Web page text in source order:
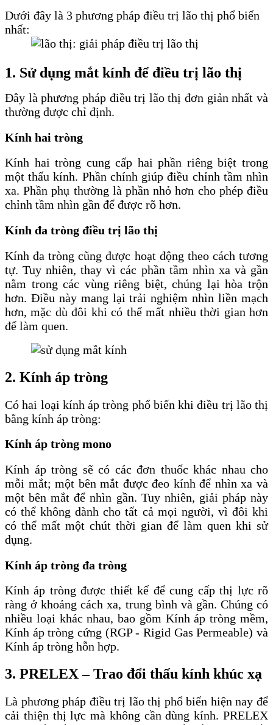
Dưới đây là 3 phương pháp điều trị lão thị phổ biến
nhất:
1. Sử dụng mắt kính để điều trị lão thị
Đây là phương pháp điều trị lão thị đơn giản nhất và
thường được chỉ định.
Kính hai tròng
Kính hai tròng cung cấp hai phần riêng biệt trong
một thấu kính. Phần chính giúp điều chỉnh tầm nhìn
xa. Phần phụ thường là phần nhỏ hơn cho phép điều
chỉnh tầm nhìn gần để được rõ hơn.
Kính đa tròng điều trị lão thị
Kính đa tròng cũng được hoạt động theo cách tương
tự. Tuy nhiên, thay vì các phần tầm nhìn xa và gần
nằm trong các vùng riêng biệt, chúng lại hòa trộn
hơn. Điều này mang lại trải nghiệm nhìn liền mạch
hơn, mặc dù đôi khi có thể mất nhiều thời gian hơn
để làm quen.
2. Kính áp tròng
Có hai loại kính áp tròng phổ biến khi điều trị lão thị
bằng kính áp tròng:
Kính áp tròng mono
Kính áp tròng sẽ có các đơn thuốc khác nhau cho
mỗi mắt; một bên mắt được đeo kính để nhìn xa và
một bên mắt để nhìn gần. Tuy nhiên, giải pháp này
có thể không dành cho tất cả mọi người, vì đôi khi
có thể mất một chút thời gian để làm quen khi sử
dụng.
Kính áp tròng đa tròng
Kính áp tròng được thiết kế để cung cấp thị lực rõ
ràng ở khoảng cách xa, trung bình và gần. Chúng có
nhiều loại khác nhau, bao gồm Kính áp tròng mềm,
Kính áp tròng cứng (RGP - Rigid Gas Permeable) và
Kính áp tròng hỗn hợp.
3. PRELEX – Trao đổi thấu kính khúc xạ
Là phương pháp điều trị lão thị phổ biến hiện nay để
cải thiện thị lực mà không cần dùng kính. PRELEX